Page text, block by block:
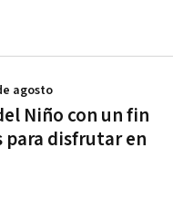
Niño con un fin
para disfrutar en
agosto